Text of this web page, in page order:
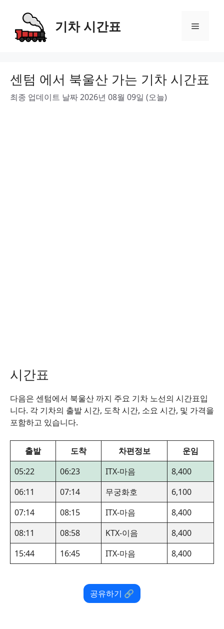
content
기차 시간표 Menu
센텀 에서 북울산 가는 기차 시간표
최종 업데이트 날짜 2026년 08월 09일 (오늘)
시간표
다음은 센텀에서 북울산 까지 주요 기차 노선의 시간표입
니다. 각 기차의 출발 시간, 도착 시간, 소요 시간, 및 가격을
포함하고 있습니다.
출발 도착 차편정보
운임
05:22
06:23 ITX-마음
8,400
06:11
07:14 무궁화호
6,100
07:14
08:15 ITX-마음
8,400
08:11
08:58 KTX-이음
8,400
15:44
16:45 ITX-마음 8,400
공유하기 🔗